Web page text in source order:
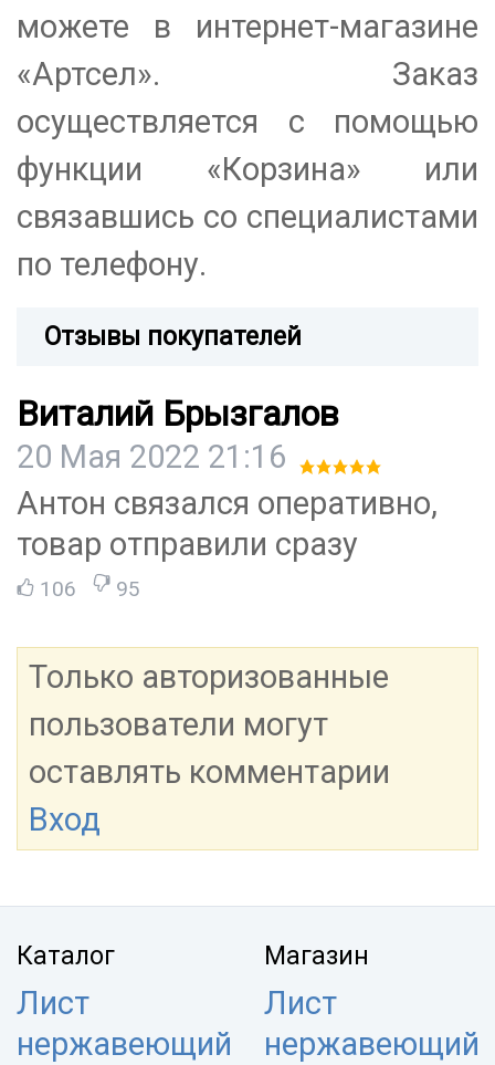
можете в интернет-магазине
«Артсел». Заказ
осуществляется с помощью
функции «Корзина» или
связавшись со специалистами
по телефону.
Отзывы покупателей
Виталий Брызгалов
20 Мая 2022 21:16
Антон связался оперативно,
товар отправили сразу
106 95
Только авторизованные
пользователи могут
оставлять комментарии
Вход
Каталог
Лист
нержавеющий
Магазин
Лист
нержавеющий